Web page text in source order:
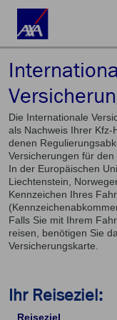
Die Internationale
als Nachweis Ihrer
denen
Versicherungen für
In der Europäischen
Liechtenstein,
Kennzeichen Ihres
Falls Sie mit Ihrem
reisen, benötigen Sie
Versicherungskarte.
Ihr Reiseziel:
Reiseziel